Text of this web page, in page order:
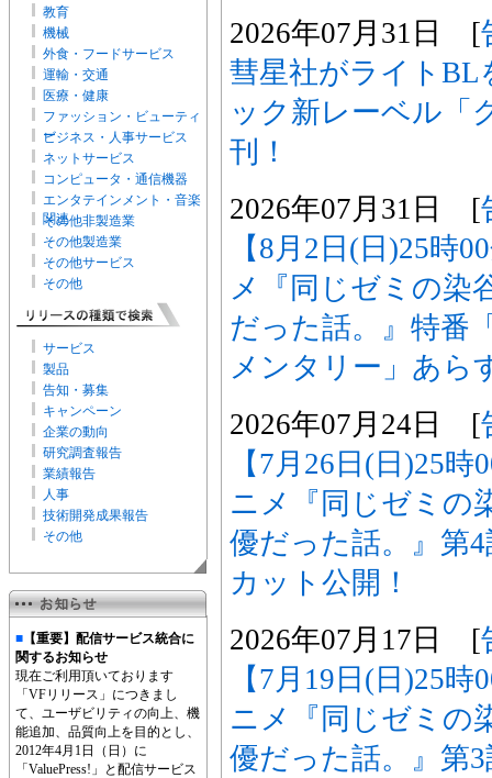
教育
機械
外食・フードサービス
運輸・交通
医療・健康
ファッション・ビューティ
ー
ビジネス・人事サービス
ネットサービス
コンピュータ・通信機器
エンタテインメント・音楽
関連
その他非製造業
その他製造業
その他サービス
その他
サービス
製品
告知・募集
キャンペーン
企業の動向
研究調査報告
業績報告
人事
技術開発成果報告
その他
■ 【重要】配信サービス統合に
関するお知らせ
現在ご利用頂いております
「VFリリース」につきまし
て、ユーザビリティの向上、機
能追加、品質向上を目的とし、
2012年4月1日（日）に
「ValuePress!」と配信サービス
2026年07月31日 [
彗星社がライトBL
ック新レーベル「
刊！
2026年07月31日 [
【8月2日(日)25時
メ『同じゼミの染
だった話。』特番
メンタリー」あら
2026年07月24日 [
【7月26日(日)25
ニメ『同じゼミの
優だった話。』第
カット公開！
2026年07月17日 [
【7月19日(日)25
ニメ『同じゼミの
優だった話。』第